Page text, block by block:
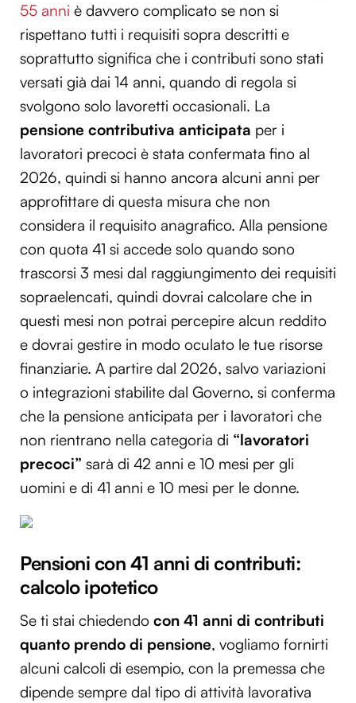
55 anni è davvero complicato se non si
rispettano tutti i requisiti sopra descritti e
soprattutto significa che i contributi sono stati
versati già dai 14 anni, quando di regola si
svolgono solo lavoretti occasionali. La
pensione contributiva anticipata per i
lavoratori precoci è stata confermata fino al
2026, quindi si hanno ancora alcuni anni per
approfittare di questa misura che non
considera il requisito anagrafico. Alla pensione
con quota 41 si accede solo quando sono
trascorsi 3 mesi dal raggiungimento dei requisiti
sopraelencati, quindi dovrai calcolare che in
questi mesi non potrai percepire alcun reddito
e dovrai gestire in modo oculato le tue risorse
finanziarie. A partire dal 2026, salvo variazioni
o integrazioni stabilite dal Governo, si conferma
che la pensione anticipata per i lavoratori che
non rientrano nella categoria di “lavoratori
precoci” sarà di 42 anni e 10 mesi per gli
uomini e di 41 anni e 10 mesi per le donne.
Pensioni con 41 anni di contributi:
calcolo ipotetico
Se ti stai chiedendo con 41 anni di contributi
quanto prendo di pensione, vogliamo fornirti
alcuni calcoli di esempio, con la premessa che
dipende sempre dal tipo di attività lavorativa